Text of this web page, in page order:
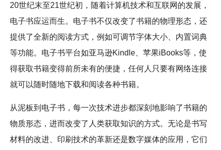
20世纪末至21世纪初，随着计算机技术和互联网的发展，
电子书应运而生。电子书不仅改变了书籍的物理形态，还
提供了全新的阅读方式，例如可调节字体大小、内置词典
等功能。电子书平台如亚马逊Kindle、苹果iBooks等，使
得获取书籍变得前所未有的便捷，任何人只要有网络连接
就可以随时随地下载和阅读各种书籍。
从泥板到电子书，每一次技术进步都深刻地影响了书籍的
物质形态，进而改变了人类获取知识的方式。无论是书写
材料的改进、印刷技术的革新还是数字媒体的应用，它们